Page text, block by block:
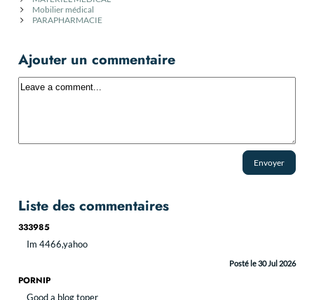
Mobilier médical
PARAPHARMACIE
Ajouter un commentaire
Envoyer
Liste des commentaires
333985
Im 4466,yahoo
Posté le 30 Jul 2026
PORNIP
Good a blog toper